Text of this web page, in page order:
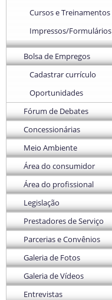
Cursos e Treinamentos
Impressos/Formulários
Bolsa de Empregos
Cadastrar currículo
Oportunidades
Fórum de Debates
Concessionárias
Meio Ambiente
Área do consumidor
Área do profissional
Legislação
Prestadores de Serviço
Parcerias e Convênios
Galeria de Fotos
Galeria de Vídeos
Entrevistas